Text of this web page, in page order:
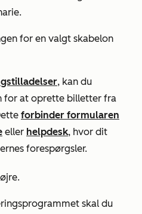
for en valgt skabelon
, kan du
for at oprette billetter fra
forbinder formularen
eller helpdesk, hvor dit
forespørgsler.
skal du